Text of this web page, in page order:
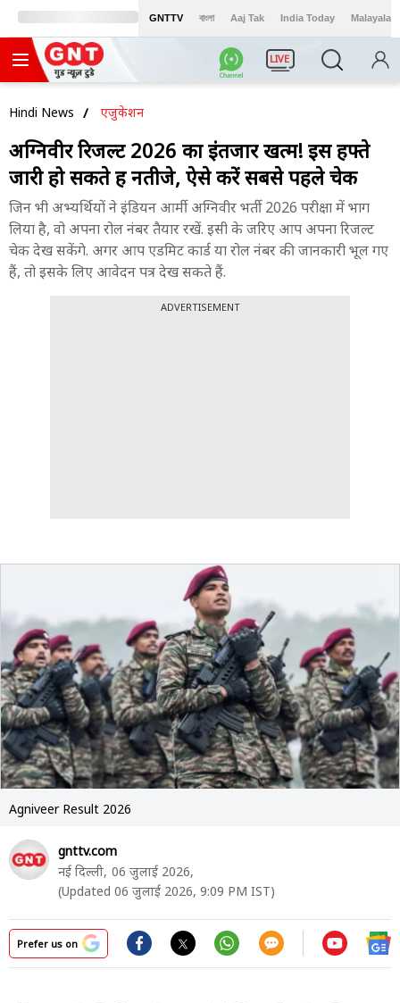
GNTTV বাংলা Aaj Tak India Today Malayalam
LIVE
Hindi News एजुकेशन
अग्निवीर रिजल्ट 2026 का इंतजार खत्म! इस हफ्ते
जारी हो सकते हैं नतीजे, ऐसे करें सबसे पहले चेक
जिन भी अभ्यर्थियों ने इंडियन आर्मी अग्निवीर भर्ती 2026 परीक्षा में भाग
लिया है, वो अपना रोल नंबर तैयार रखें. इसी के जरिए आप अपना रिजल्ट
चेक देख सकेंगे. अगर आप एडमिट कार्ड या रोल नंबर की जानकारी भूल गए
हैं, तो इसके लिए आवेदन पत्र देख सकते हैं.
ADVERTISEMENT
Agniveer Result 2026
gnttv.com
नई दिल्ली, 06 जुलाई 2026,
(Updated 06 जुलाई 2026, 9:09 PM IST)
Prefer us on